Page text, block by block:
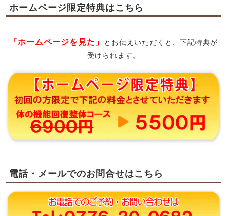
ホームページ限定特典はこちら
「ホームページを見た」
とお伝えいただくと、下記特典が
受けられます。
電話・メールでのお問合せはこちら